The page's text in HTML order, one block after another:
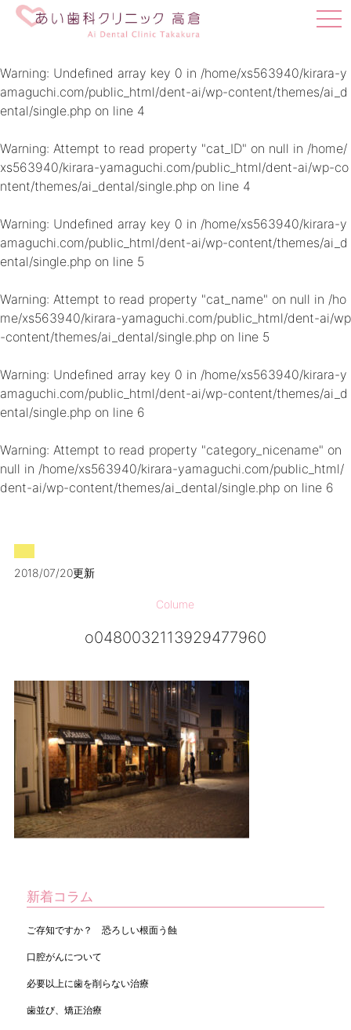
t
l
e
g
i
o
Warning: Undefined array key 0 in /home/xs563940/kirara-y
amaguchi.com/public_html/dent-ai/wp-content/themes/ai_d
ental/single.php on line 4
Warning: Attempt to read property "cat_ID" on null in /home/
xs563940/kirara-yamaguchi.com/public_html/dent-ai/wp-co
ntent/themes/ai_dental/single.php on line 4
Warning: Undefined array key 0 in /home/xs563940/kirara-y
amaguchi.com/public_html/dent-ai/wp-content/themes/ai_d
ental/single.php on line 5
Warning: Attempt to read property "cat_name" on null in /ho
me/xs563940/kirara-yamaguchi.com/public_html/dent-ai/wp
-content/themes/ai_dental/single.php on line 5
Warning: Undefined array key 0 in /home/xs563940/kirara-y
amaguchi.com/public_html/dent-ai/wp-content/themes/ai_d
ental/single.php on line 6
Warning: Attempt to read property "category_nicename" on
null in /home/xs563940/kirara-yamaguchi.com/public_html/
dent-ai/wp-content/themes/ai_dental/single.php on line 6
2018/07/20更新
Colume
o0480032113929477960
新着コラム
ご存知ですか？ 恐ろしい根面う蝕
口腔がんについて
必要以上に歯を削らない治療
歯並び、矯正治療